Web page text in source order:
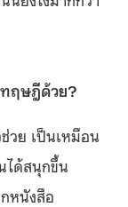
ฤษฎีด้วย?
วย เป็นเหมือน
ได้สนุกขึ้น
หนังสือ